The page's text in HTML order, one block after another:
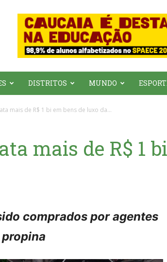
DISTRITOS MUNDO
mais de R$ 1 bi em bens de luxo da...
mais de R$ 1
comprados por agentes